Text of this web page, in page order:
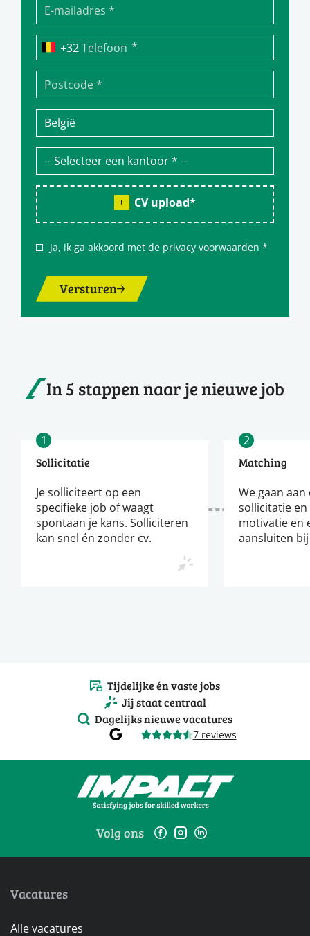
Telefoon *
CV upload*
Ja, ik ga akkoord met de privacy voorwaarden *
Versturen
In 5 stappen naar je nieuwe job
1
Sollicitatie
Je solliciteert op een
specifieke job of waagt
spontaan je kans. Solliciteren
kan snel én zonder cv.
2
Matching
We gaan
sollicitatie
motivatie en
aansluiten
Tijdelijke én vaste jobs
Jij staat centraal
Dagelijks nieuwe vacatures
7 reviews
Volg ons
Vacatures
Alle vacatures